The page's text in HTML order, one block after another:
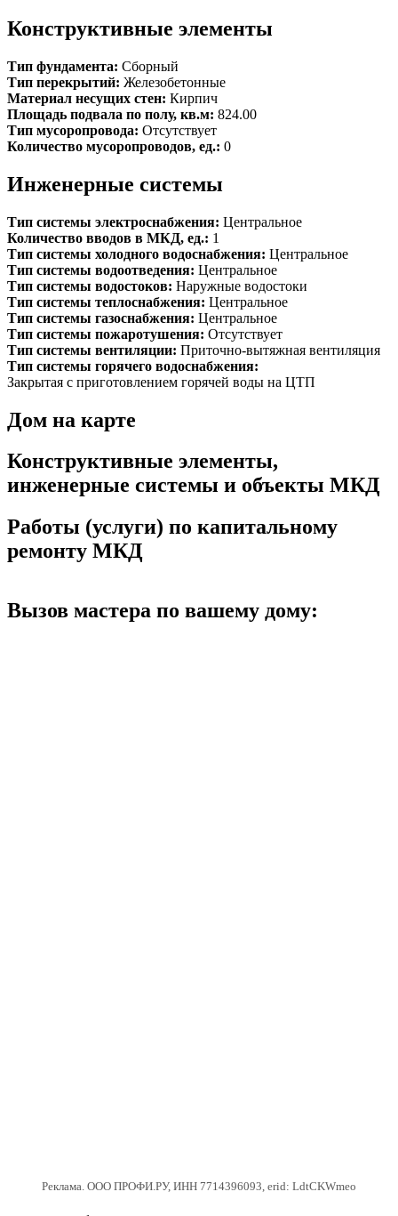
Конструктивные элементы
Тип фундамента: Сборный
Тип перекрытий: Железобетонные
Материал несущих стен: Кирпич
Площадь подвала по полу, кв.м: 824.00
Тип мусоропровода: Отсутствует
Количество мусоропроводов, ед.: 0
Инженерные системы
Тип системы электроснабжения: Центральное
Количество вводов в МКД, ед.: 1
Тип системы холодного водоснабжения: Центральное
Тип системы водоотведения: Центральное
Тип системы водостоков: Наружные водостоки
Тип системы теплоснабжения: Центральное
Тип системы газоснабжения: Центральное
Тип системы пожаротушения: Отсутствует
Тип системы вентиляции: Приточно-вытяжная вентиляция
Тип системы горячего водоснабжения:
Закрытая с приготовлением горячей воды на ЦТП
Дом на карте
Конструктивные элементы,
инженерные системы и объекты МКД
Работы (услуги) по капитальному
ремонту МКД
Вызов мастера по вашему дому:
Реклама. ООО ПРОФИ.РУ, ИНН 7714396093, erid: LdtCKWmeo